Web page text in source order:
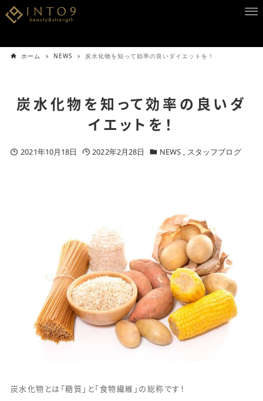
ホーム NEWS 炭水化物を知って効率の良いダイエットを！
炭水化物を知って効率の良いダ
イエットを！
2021年10月18日 2022年2月28日 NEWS スタッフブログ
炭水化物とは「糖質」と「食物繊維」の総称です！